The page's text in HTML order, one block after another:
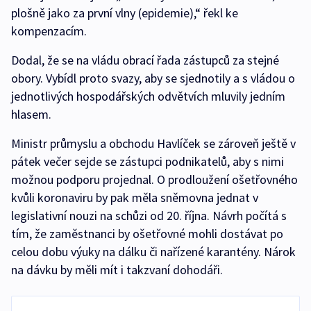
plošně jako za první vlny (epidemie),“ řekl ke
kompenzacím.
Dodal, že se na vládu obrací řada zástupců za stejné
obory. Vybídl proto svazy, aby se sjednotily a s vládou o
jednotlivých hospodářských odvětvích mluvily jedním
hlasem.
Ministr průmyslu a obchodu Havlíček se zároveň ještě v
pátek večer sejde se zástupci podnikatelů, aby s nimi
možnou podporu projednal. O prodloužení ošetřovného
kvůli koronaviru by pak měla sněmovna jednat v
legislativní nouzi na schůzi od 20. října. Návrh počítá s
tím, že zaměstnanci by ošetřovné mohli dostávat po
celou dobu výuky na dálku či nařízené karantény. Nárok
na dávku by měli mít i takzvaní dohodáři.